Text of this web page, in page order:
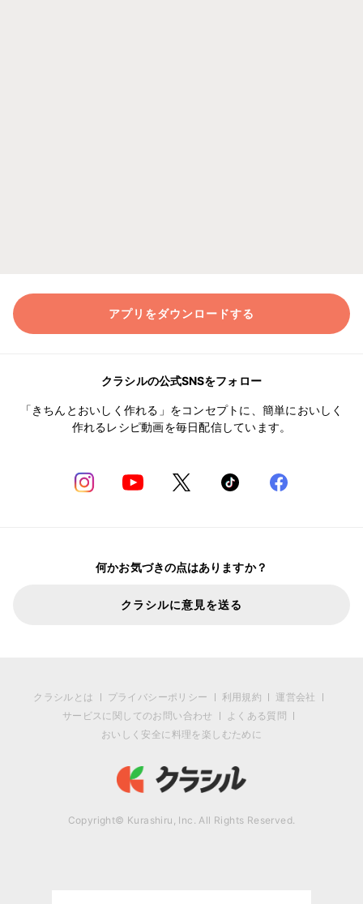
アプリをダウンロードする
クラシルの公式SNSをフォロー
「きちんとおいしく作れる」をコンセプトに、簡単においしく
作れるレシピ動画を毎日配信しています。
何かお気づきの点はありますか？
クラシルに意見を送る
クラシルとは プライバシーポリシー 利用規約
運営会社
サービスに関してのお問い合わせ
よくある質問
おいしく安全に料理を楽しむために
Copyright© Kurashiru, Inc. All Rights Reserved.